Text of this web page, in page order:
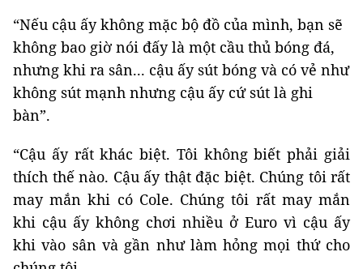
“Nếu cậu ấy không mặc bộ đồ của mình, bạn sẽ
không bao giờ nói đấy là một cầu thủ bóng đá,
nhưng khi ra sân... cậu ấy sút bóng và có vẻ như
không sút mạnh nhưng cậu ấy cứ sút là ghi
bàn”.
“Cậu ấy rất khác biệt. Tôi không biết phải giải
thích thế nào. Cậu ấy thật đặc biệt. Chúng tôi rất
may mắn khi có Cole. Chúng tôi rất may mắn
khi cậu ấy không chơi nhiều ở Euro vì cậu ấy
khi vào sân và gần như làm hỏng mọi thứ cho